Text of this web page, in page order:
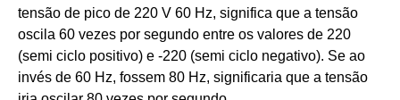
tensão de pico de 220 V 60 Hz, significa que a tensão
oscila 60 vezes por segundo entre os valores de 220
(semi ciclo positivo) e -220 (semi ciclo negativo). Se ao
invés de 60 Hz, fossem 80 Hz, significaria que a tensão